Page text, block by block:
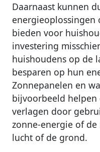
Daarnaast kunnen
energieoplossingen
bieden voor
investering
huishoudens op de
besparen op hun
Zonnepanelen en
bijvoorbeeld helpen
verlagen door
zonne-energie of
lucht of de grond.